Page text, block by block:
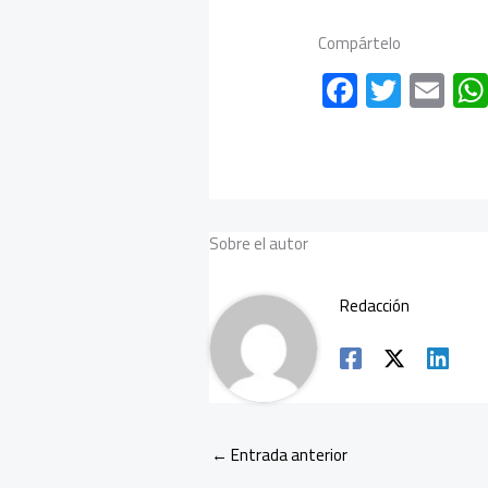
Compártelo
F
ac
T
wi
E
m
Sobre el autor
Redacción
← Entrada anterior